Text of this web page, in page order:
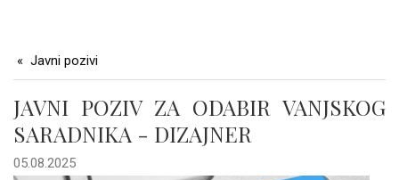
Javni pozivi
JAVNI POZIV ZA ODABIR VANJSKOG
SARADNIKA - DIZAJNER
05.08.2025